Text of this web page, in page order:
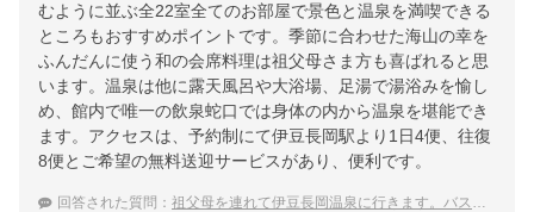
むように並ぶ全22室全てのお部屋で景色と温泉を満喫できる
ところもおすすめポイントです。季節に合わせた海山の幸を
ふんだんに使う和の会席料理は祖父母さま方も喜ばれると思
います。温泉は他に露天風呂や大浴場、足湯で湯浴みを愉し
め、館内で唯一の飲泉蛇口では身体の内から温泉を堪能でき
ます。アクセスは、予約制にて伊豆長岡駅より1日4便、往復
8便とご希望の無料送迎サービスがあり、便利です。
回答された質問： 祖父母を連れて伊豆長岡温泉に行きます。バス送迎のあるオススメの宿を教えてください。